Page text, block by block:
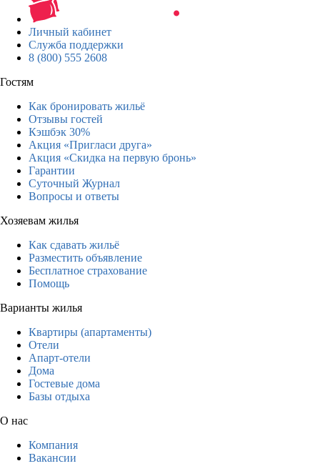
Личный кабинет
Служба поддержки
8 (800) 555 2608
Гостям
Как бронировать жильё
Отзывы гостей
Кэшбэк 30%
Акция «Пригласи друга»
Акция «Скидка на первую бронь»
Гарантии
Суточный Журнал
Вопросы и ответы
Хозяевам жилья
Как сдавать жильё
Разместить объявление
Бесплатное страхование
Помощь
Варианты жилья
Квартиры (апартаменты)
Отели
Апарт-отели
Дома
Гостевые дома
Базы отдыха
О нас
Компания
Вакансии